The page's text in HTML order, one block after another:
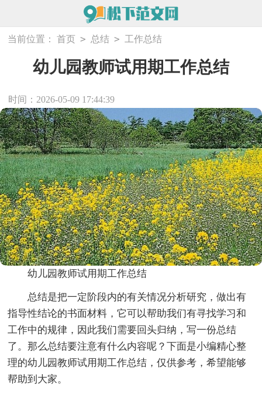
当前位置： 首页 > 总结 > 工作总结
幼儿园教师试用期工作总结
时间：2026-05-09 17:44:39
幼儿园教师试用期工作总结
总结是把一定阶段内的有关情况分析研究，做出有
指导性结论的书面材料，它可以帮助我们有寻找学习和
工作中的规律，因此我们需要回头归纳，写一份总结
了。那么总结要注意有什么内容呢？下面是小编精心整
理的幼儿园教师试用期工作总结，仅供参考，希望能够
帮助到大家。